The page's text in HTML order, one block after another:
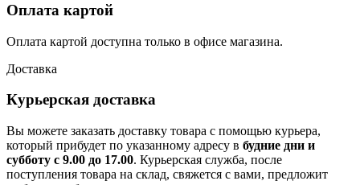
Оплата картой
Оплата картой доступна только в офисе магазина.
Доставка
Курьерская доставка
Вы можете заказать доставку товара с помощью курьера,
который прибудет по указанному адресу в будние дни и
субботу с 9.00 до 17.00. Курьерская служба, после
поступления товара на склад, свяжется с вами, предложит